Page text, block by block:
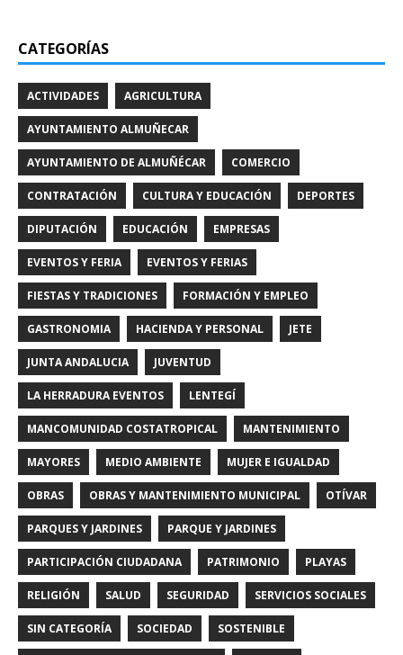
CATEGORÍAS
ACTIVIDADES AGRICULTURA
AYUNTAMIENTO ALMUÑECAR
AYUNTAMIENTO DE ALMUÑÉCAR COMERCIO
CONTRATACIÓN CULTURA Y EDUCACIÓN DEPORTES
DIPUTACIÓN EDUCACIÓN EMPRESAS
EVENTOS Y FERIA EVENTOS Y FERIAS
FIESTAS Y TRADICIONES FORMACIÓN Y EMPLEO
GASTRONOMIA HACIENDA Y PERSONAL JETE
JUNTA ANDALUCIA JUVENTUD
LA HERRADURA EVENTOS LENTEGÍ
MANCOMUNIDAD COSTATROPICAL MANTENIMIENTO
MAYORES MEDIO AMBIENTE MUJER E IGUALDAD
OBRAS OBRAS Y MANTENIMIENTO MUNICIPAL OTÍVAR
PARQUES Y JARDINES PARQUE Y JARDINES
PARTICIPACIÓN CIUDADANA PATRIMONIO PLAYAS
RELIGIÓN SALUD SEGURIDAD SERVICIOS SOCIALES
SIN CATEGORÍA SOCIEDAD SOSTENIBLE